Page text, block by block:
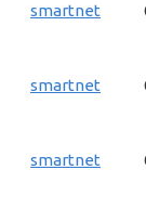
smartnet
smartnet
smartnet